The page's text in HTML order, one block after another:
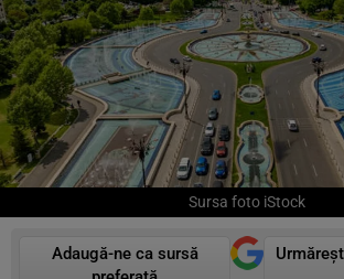
Sursa foto iStock
Adaugă-ne ca sursă